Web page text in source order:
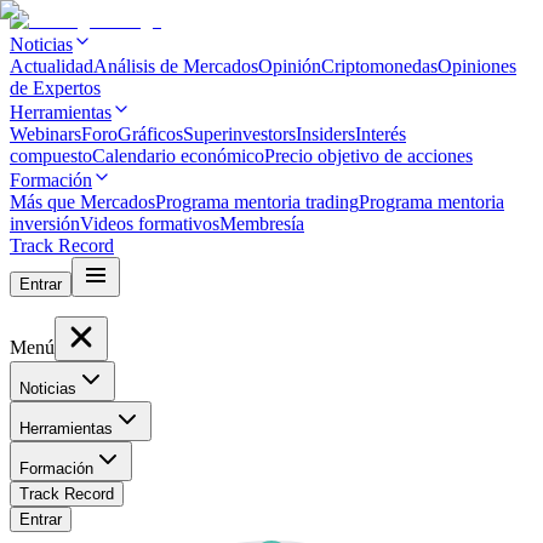
Noticias
ActualidadAnálisis de MercadosOpiniónCriptomonedasOpiniones
de Expertos
Herramientas
WebinarsForoGráficosSuperinvestorsInsidersInterés
compuestoCalendario económicoPrecio objetivo de acciones
Formación
Más que MercadosPrograma mentoria tradingPrograma mentoria
inversiónVideos formativosMembresía
Track Record
Entrar
Menú
Noticias
Herramientas
Formación
Track Record
Entrar